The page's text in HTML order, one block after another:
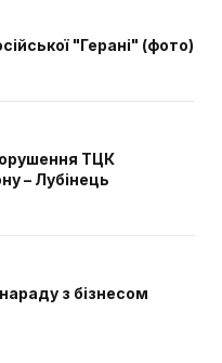
"Герані" (фото)
ТЦК
– Лубінець
з бізнесом